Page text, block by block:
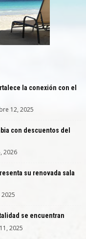
la conexión con el
12, 2025
con descuentos del
2026
su renovada sala
se encuentran
2025